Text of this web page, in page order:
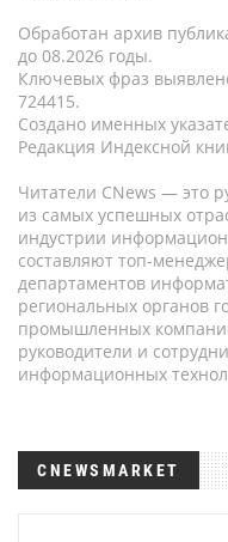
Обработан архив
до 08.2026 годы.
Ключевых фраз
724415.
Создано именных
Редакция Индексной
Читатели CNews — это
из самых успешных
индустрии
составляют топ-
департаментов
региональных органов
промышленных
руководители и
информационных
CNEWSMARKET